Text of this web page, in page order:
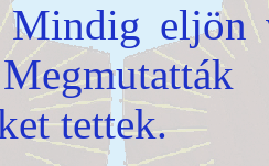
eljön
tettek.